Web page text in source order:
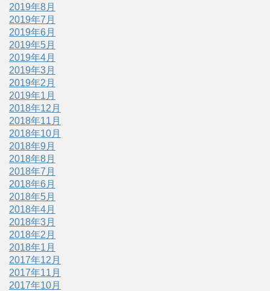
2019年8月
2019年7月
2019年6月
2019年5月
2019年4月
2019年3月
2019年2月
2019年1月
2018年12月
2018年11月
2018年10月
2018年9月
2018年8月
2018年7月
2018年6月
2018年5月
2018年4月
2018年3月
2018年2月
2018年1月
2017年12月
2017年11月
2017年10月